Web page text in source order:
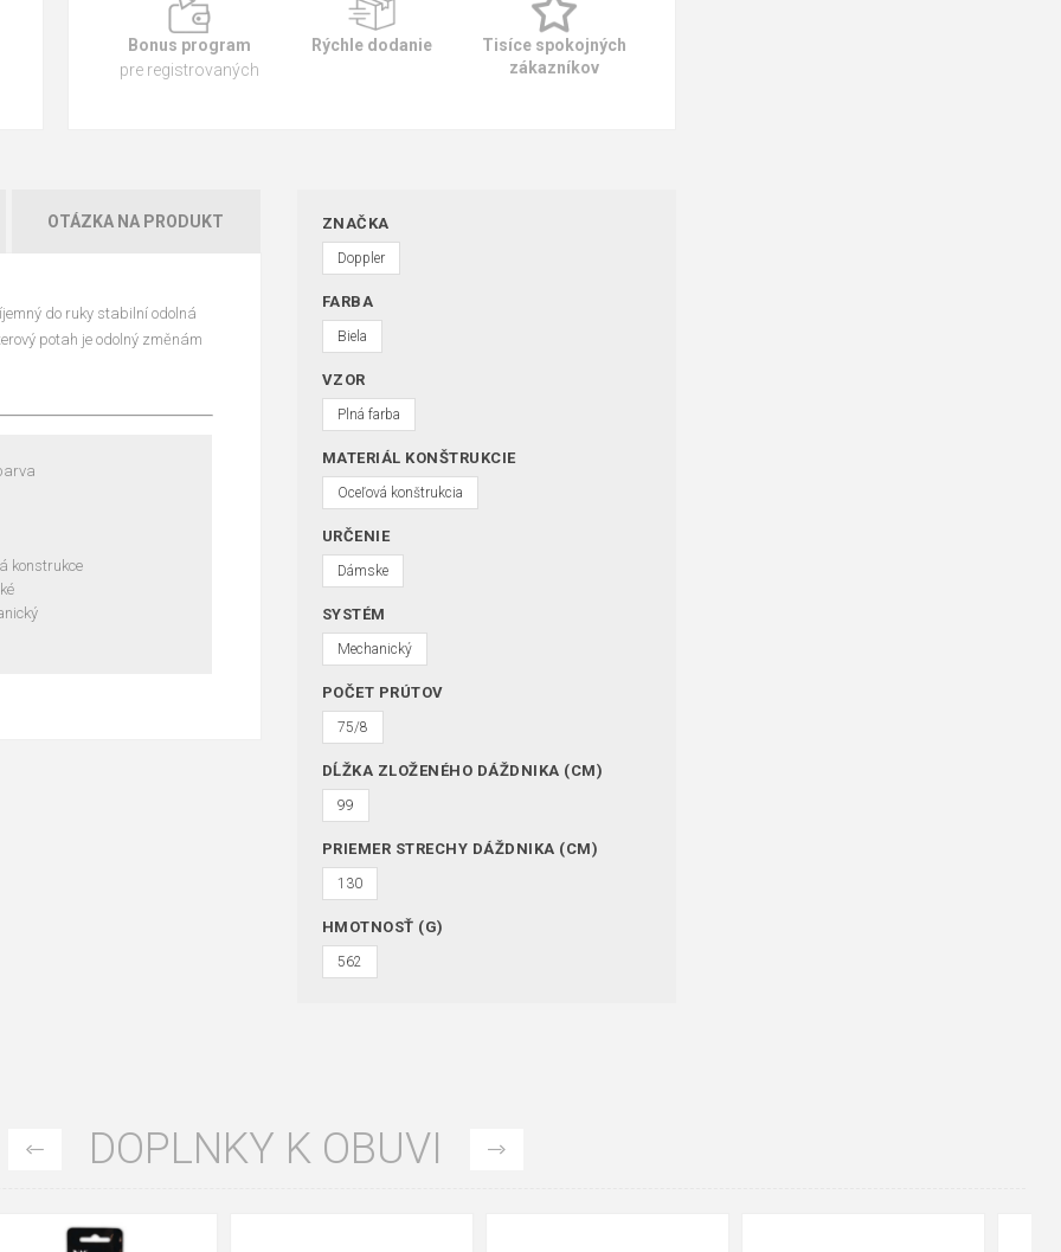
Bonus program
pre registrovaných
Rýchle dodanie
Tisíce spokojných
zákazníkov
OTÁZKA NA PRODUKT
do ruky stabilní odolná
potah je odolný změnám
konstrukce
ZNAČKA
Doppler
FARBA
Biela
VZOR
Plná farba
MATERIÁL KONŠTRUKCIE
Oceľová konštrukcia
URČENIE
Dámske
SYSTÉM
Mechanický
POČET PRÚTOV
75/8
DĹŽKA ZLOŽENÉHO DÁŽDNIKA (CM)
99
PRIEMER STRECHY DÁŽDNIKA (CM)
130
HMOTNOSŤ (G)
562
DOPLNKY K OBUVI
36 37